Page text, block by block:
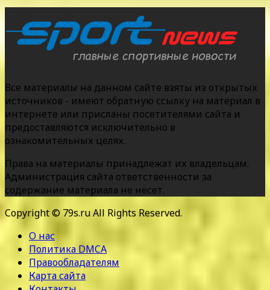
Все материалы на данном сайте взяты из открытых
источников - имеют обратную ссылку на материал в
интернете или присланы посетителями сайта и
предоставляются исключительно в
ознакомительных целях.
Права на материалы принадлежат их владельцам.
Администрация сайта ответственности за
содержание материала не несет.
Copyright © 79s.ru All Rights Reserved.
О нас
Политика DMCA
Правообладателям
Карта сайта